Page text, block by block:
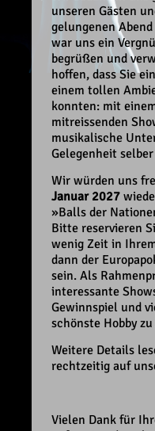
unseren Gästen
gelungenen
war uns ein
begrüßen und
hoffen, dass Sie
einem tollen
konnten: mit
mitreissenden
musikalische
Gelegenheit
Wir würden uns
Januar 2027
»Balls der
Bitte reservieren
wenig Zeit in
dann der
sein. Als
interessante
Gewinnspiel und
schönste Hobby
Weitere Details
rechtzeitig auf
Vielen Dank für